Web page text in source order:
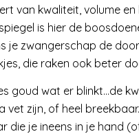
van kwaliteit, volume
is hier de
je zwangerschap de
die raken ook beter
goud wat er blinkt…de
zijn, of heel
die je ineens in je hand